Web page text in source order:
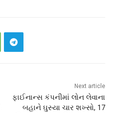
Next article
ફાઈનાન્સ કંપનીમાં લોન લેવાના
બહાને ઘુસ્યા ચાર શખ્સો, 17